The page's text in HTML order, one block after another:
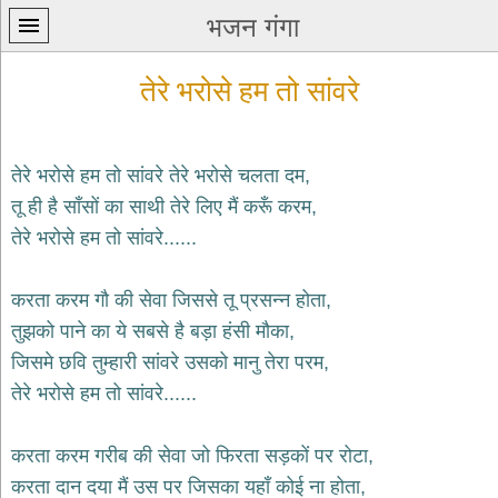
भजन गंगा
प्रथम
पन्ना
कृष्ण
भजन
krishna
bhajans
शिव
bhajans
हनुमान
तेरे भरोसे हम तो सांवरे
तेरे भरोसे हम तो सांवरे तेरे भरोसे चलता दम,
तू ही है साँसों का साथी तेरे लिए मैं करूँ करम,
तेरे भरोसे हम तो सांवरे......
करता करम गौ की सेवा जिससे तू प्रसन्न होता,
तुझको पाने का ये सबसे है बड़ा हंसी मौका,
जिसमे छवि तुम्हारी सांवरे उसको मानु तेरा परम,
तेरे भरोसे हम तो सांवरे......
करता करम गरीब की सेवा जो फिरता सड़कों पर रोटा,
करता दान दया मैं उस पर जिसका यहाँ कोई ना होता,